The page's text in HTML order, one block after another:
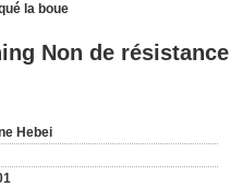
la boue
Non de résistance
Hebei